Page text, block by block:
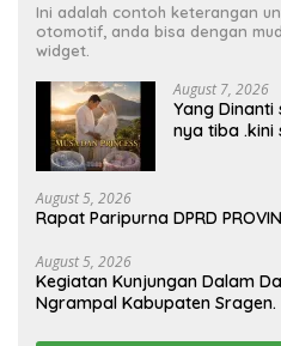
Ini adalah contoh keterangan
otomotif, anda bisa dengan
widget.
August 7, 2026
Yang
nya tiba .kini
August 5, 2026
Rapat Paripurna DPRD
August 5, 2026
Kegiatan Kunjungan Dalam
Ngrampal Kabupaten Sragen.